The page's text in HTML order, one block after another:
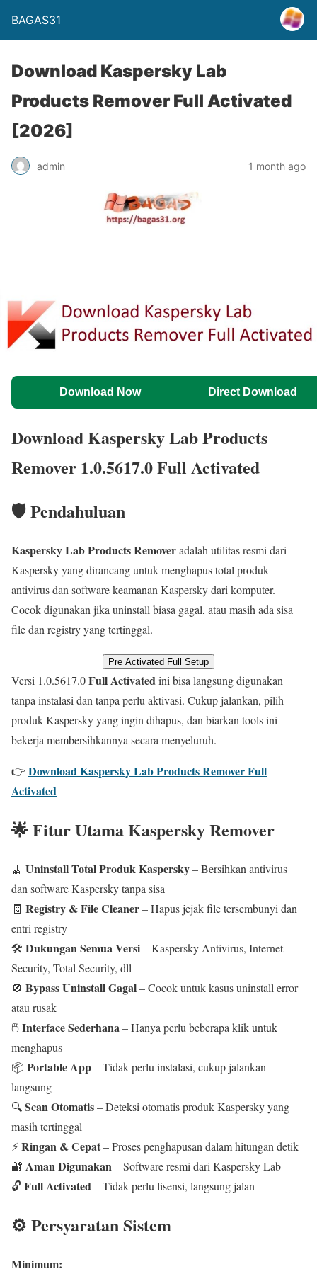
BAGAS31
Download Kaspersky Lab
Products Remover Full Activated
[2026]
admin 1 month ago
Download Now Direct Download
Download Kaspersky Lab Products
Remover 1.0.5617.0 Full Activated
🛡️ Pendahuluan
Kaspersky Lab Products Removeradalah utilitas resmi dari
Kaspersky yang dirancang untuk menghapus total produk
antivirus dan software keamanan Kaspersky dari komputer.
Cocok digunakan jika uninstall biasa gagal, atau masih ada sisa
file dan registry yang tertinggal.
Pre Activated Full Setup
Versi 1.0.5617.0Full Activatedini bisa langsung digunakan
tanpa instalasi dan tanpa perlu aktivasi. Cukup jalankan, pilih
produk Kaspersky yang ingin dihapus, dan biarkan tools ini
bekerja membersihkannya secara menyeluruh.
👉 Download Kaspersky Lab Products Remover Full
Activated
🌟 Fitur Utama Kaspersky Remover
🧹 Uninstall Total Produk Kaspersky– Bersihkan antivirus
dan software Kaspersky tanpa sisa
🧾 Registry & File Cleaner– Hapus jejak file tersembunyi dan
entri registry
🛠️ Dukungan Semua Versi– Kaspersky Antivirus, Internet
Security, Total Security, dll
🚫 Bypass Uninstall Gagal– Cocok untuk kasus uninstall error
atau rusak
🖱️Interface Sederhana– Hanya perlu beberapa klik untuk
menghapus
📦 Portable App– Tidak perlu instalasi, cukup jalankan
langsung
🔍Scan Otomatis– Deteksi otomatis produk Kaspersky yang
masih tertinggal
⚡Ringan & Cepat– Proses penghapusan dalam hitungan detik
🔐 Aman Digunakan– Software resmi dari Kaspersky Lab
🔓 Full Activated– Tidak perlu lisensi, langsung jalan
⚙️ Persyaratan Sistem
Minimum: